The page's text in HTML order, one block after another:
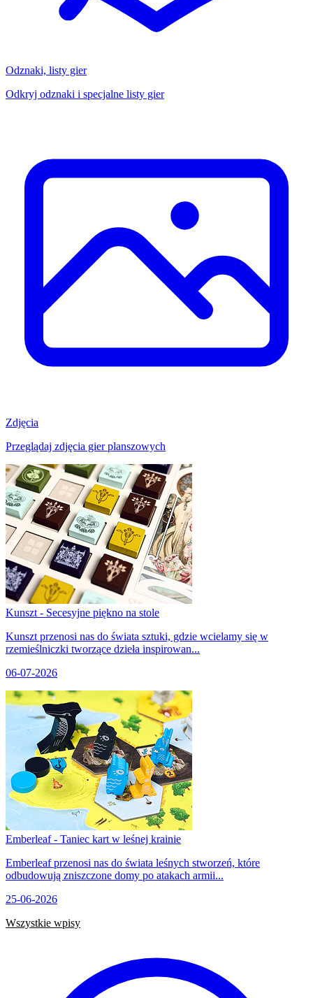
Odznaki, listy gier
Odkryj odznaki i specjalne listy gier
Zdjęcia
Przeglądaj zdjęcia gier planszowych
Kunszt - Secesyjne piękno na stole
Kunszt przenosi nas do świata sztuki, gdzie wcielamy się w
rzemieślniczki tworzące dzieła inspirowan...
06-07-2026
Emberleaf - Taniec kart w leśnej krainie
Emberleaf przenosi nas do świata leśnych stworzeń, które
odbudowują zniszczone domy po atakach armii...
25-06-2026
Wszystkie wpisy